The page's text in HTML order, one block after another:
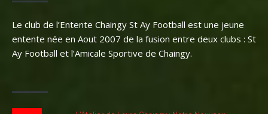
Le club de l’Entente Chaingy St Ay Football est une jeune
entente née en Aout 2007 de la fusion entre deux clubs : St
Ay Football et l’Amicale Sportive de Chaingy.